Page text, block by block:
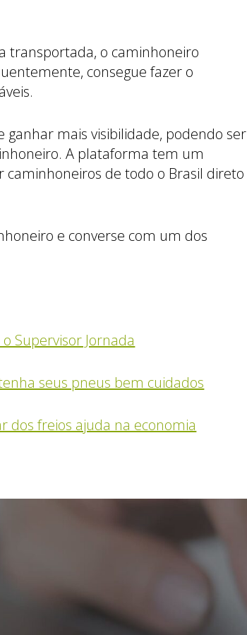
transportada, o caminhoneiro
consegue fazer o
ganhar mais visibilidade, podendo ser
A plataforma tem um
de todo o Brasil direto
e converse com um dos
Supervisor Jornada
seus pneus bem cuidados
dos freios ajuda na economia